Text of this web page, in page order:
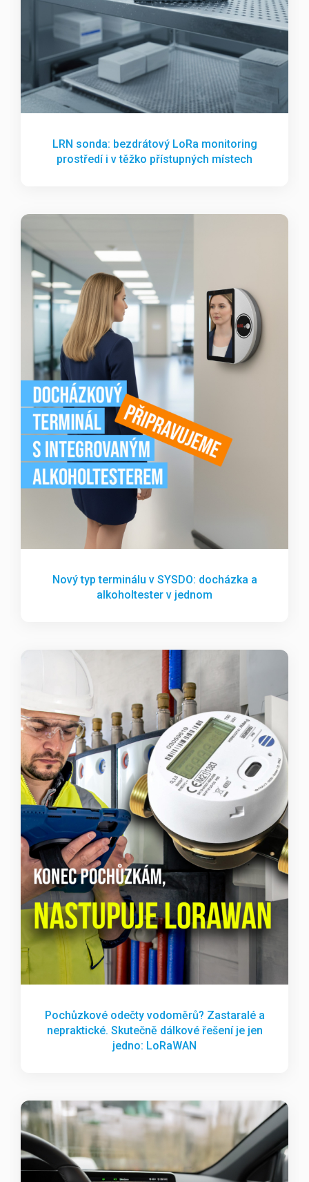
LRN sonda: bezdrátový LoRa monitoring
prostředí i v těžko přístupných místech
Nový typ terminálu v SYSDO: docházka a
alkoholtester v jednom
Pochůzkové odečty vodoměrů? Zastaralé a
nepraktické. Skutečně dálkové řešení je jen
jedno: LoRaWAN